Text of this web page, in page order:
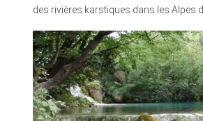
des rivières karstiques dans les Alpes